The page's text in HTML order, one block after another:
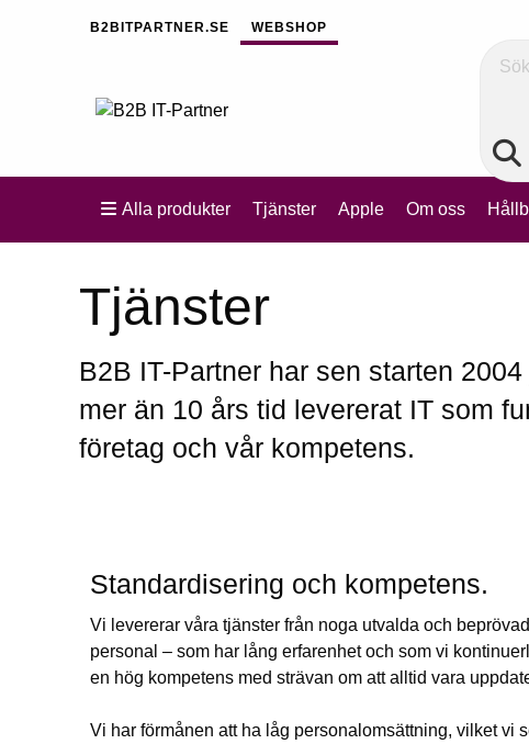
B2BITPARTNER.SE WEBSHOP
Sök
Alla produkter Tjänster Apple Om oss
Tjänster
B2B IT-Partner har sen starten
mer än 10 års tid levererat IT som
företag och vår kompetens.
Standardisering och kompetens.
Vi levererar våra tjänster från noga utvalda och
personal – som har lång erfarenhet och som vi
en hög kompetens med strävan om att alltid vara
Vi har förmånen att ha låg personalomsättning, vilket vi